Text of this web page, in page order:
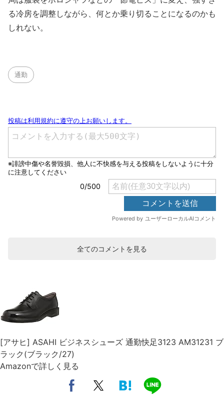
る冷房を調整しながら、何とか乗り切ることになるのかも
しれない。
通勤
全てのコメントを見る
[アサヒ] ASAHI ビジネスシューズ 通勤快足3123 AM31231 ブ
ラック(ブラック/27)
Amazonで詳しく見る